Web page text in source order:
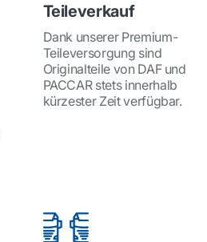
Teileverkauf
Dank unserer Premium-
Teileversorgung sind
Originalteile von DAF und
PACCAR stets innerhalb
kürzester Zeit verfügbar.